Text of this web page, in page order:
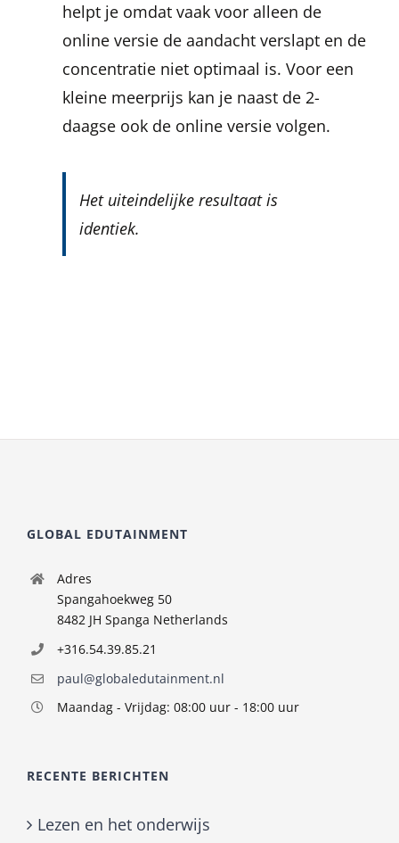
helpt je omdat vaak voor alleen de
online versie de aandacht verslapt en de
concentratie niet optimaal is. Voor een
kleine meerprijs kan je naast de 2-
daagse ook de online versie volgen.
Het uiteindelijke resultaat is
identiek.
GLOBAL EDUTAINMENT
Adres
Spangahoekweg 50
8482 JH Spanga Netherlands
+316.54.39.85.21
paul@globaledutainment.nl
Maandag - Vrijdag: 08:00 uur - 18:00 uur
RECENTE BERICHTEN
Lezen en het onderwijs